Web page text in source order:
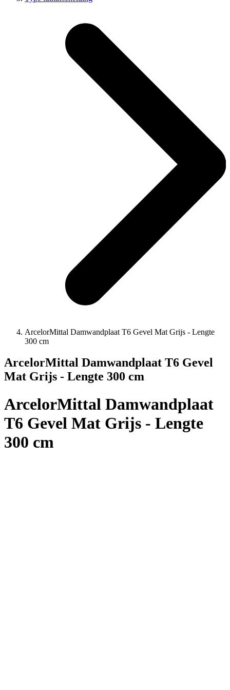
ArcelorMittal Damwandplaat T6 Gevel Mat Grijs - Lengte
300 cm
ArcelorMittal Damwandplaat T6 Gevel
Mat Grijs - Lengte 300 cm
ArcelorMittal Damwandplaat
T6 Gevel Mat Grijs - Lengte
300 cm